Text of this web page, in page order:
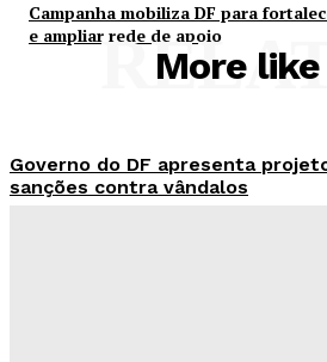
Campanha mobiliza DF para
e ampliar rede de apoio
More
Governo do DF apresenta
sanções contra vândalos